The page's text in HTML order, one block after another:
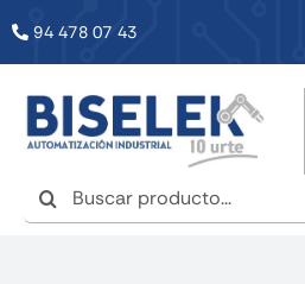
94 478 07 43
Buscar:
INICIO